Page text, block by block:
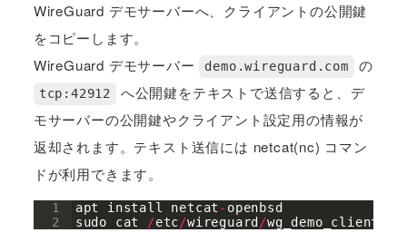
WireGuard デモサーバーへ、クライアントの公開鍵
をコピーします。
WireGuard デモサーバー
demo.wireguard.com の
tcp:42912
へ公開鍵をテキストで送信すると、デ
モサーバーの公開鍵やクライアント設定用の情報が
返却されます。テキスト送信には netcat(nc) コマン
ドが利用できます。
1
2
apt install netcat - openbsd
sudo
cat /etc/wireguard /wg_demo_client